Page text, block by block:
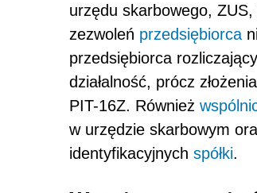
urzędu skarbowego,
zezwoleń przedsiębiorca
przedsiębiorca
działalność, prócz
PIT-16Z. Również
w urzędzie skarbowym
identyfikacyjnych spółki.